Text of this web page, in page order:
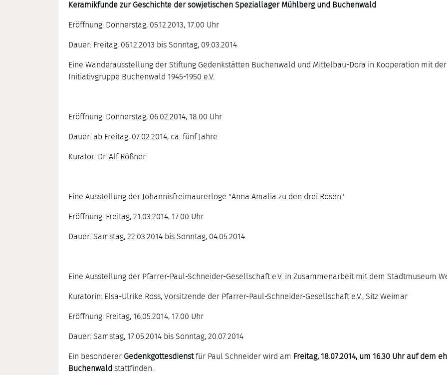
Keramikfunde zur Geschichte der sowjetischen Speziallager Mühlberg und Buchenwald
Eröffnung: Donnerstag, 05.12.2013, 17.00 Uhr
Dauer: Freitag, 06.12.2013 bis Sonntag, 09.03.2014
Eine Wanderausstellung der Stiftung Gedenkstätten Buchenwald und Mittelbau-Dora in Kooperation mit
Initiativgruppe Buchenwald 1945-1950 e.V.
Eröffnung: Donnerstag, 06.02.2014, 18.00 Uhr
Dauer: ab Freitag, 07.02.2014, ca. fünf Jahre
Kurator: Dr. Alf Rößner
Eine Ausstellung der Johannisfreimaurerloge "Anna Amalia zu den drei Rosen"
Eröffnung: Freitag, 21.03.2014, 17.00 Uhr
Dauer: Samstag, 22.03.2014 bis Sonntag, 04.05.2014
Eine Ausstellung der Pfarrer-Paul-Schneider-Gesellschaft e.V. in Zusammenarbeit mit dem Stadtmuseum
Kuratorin: Elsa-Ulrike Ross, Vorsitzende der Pfarrer-Paul-Schneider-Gesellschaft e.V., Sitz Weimar
Eröffnung: Freitag, 16.05.2014, 17.00 Uhr
Dauer: Samstag, 17.05.2014 bis Sonntag, 20.07.2014
Ein besonderer Gedenkgottesdienstfür Paul Schneider wird am Freitag, 18.07.2014, um 16.30 Uhr auf
Buchenwald stattfinden.